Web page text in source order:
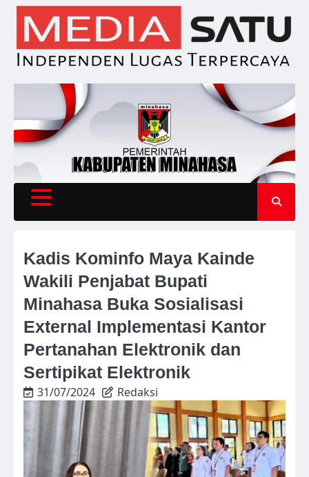
Skip
content
Kadis Kominfo Maya Kainde
Wakili Penjabat Bupati
Minahasa Buka Sosialisasi
External Implementasi Kantor
Pertanahan Elektronik dan
Sertipikat Elektronik
31/07/2024 Redaksi